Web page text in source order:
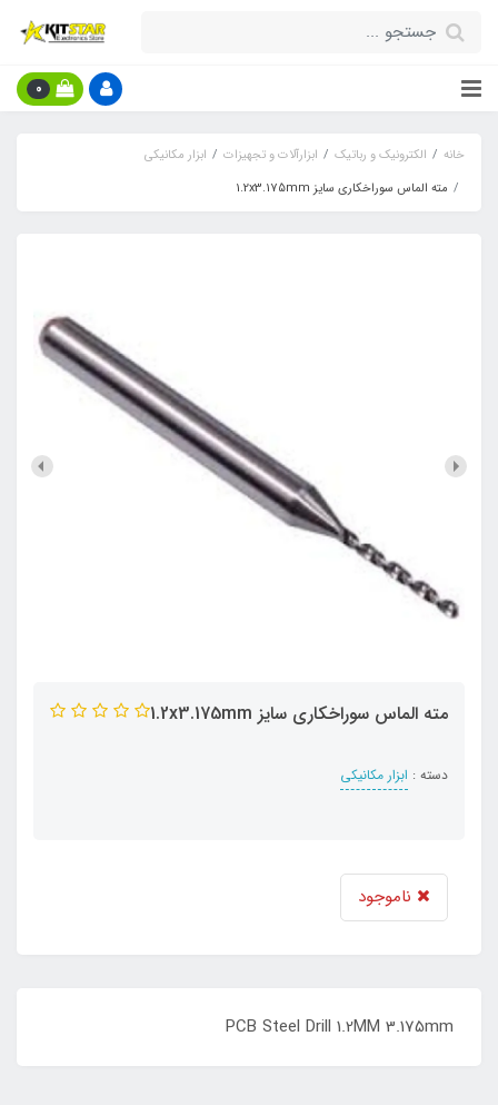
0
خانه الکترونیک و رباتیک ابزارآلات و تجهیزات
ابزار مکانیکی
مته الماس سوراخکاری سایز 1.2x3.175mm
مته الماس سوراخکاری سایز 1.2x3.175mm
دسته : ابزار مکانیکی
ناموجود
PCB Steel Drill 1.2MM 3.175mm